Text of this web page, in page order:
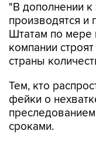
"В дополнении
производятся и
Штатам по мере
компании
страны
Тем, кто
фейки о
сроками.